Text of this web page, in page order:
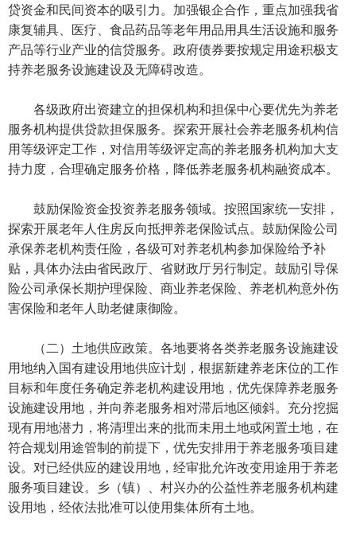
贷资金和民间资本的吸引力。加强银企合作，重点加强我省
康复辅具、医疗、食品药品等老年用品用具生活设施和服务
产品等行业产业的信贷服务。政府债券要按规定用途积极支
持养老服务设施建设及无障碍改造。
各级政府出资建立的担保机构和担保中心要优先为养老
服务机构提供贷款担保服务。探索开展社会养老服务机构信
用等级评定工作，对信用等级评定高的养老服务机构加大支
持力度，合理确定服务价格，降低养老服务机构融资成本。
鼓励保险资金投资养老服务领域。按照国家统一安排，
探索开展老年人住房反向抵押养老保险试点。鼓励保险公司
承保养老机构责任险，各级可对养老机构参加保险给予补
贴，具体办法由省民政厅、省财政厅另行制定。鼓励引导保
险公司承保长期护理保险、商业养老保险、养老机构意外伤
害保险和老年人助老健康御险。
（二）土地供应政策。各地要将各类养老服务设施建设
用地纳入国有建设用地供应计划，根据新建养老床位的工作
目标和年度任务确定养老机构建设用地，优先保障养老服务
设施建设用地，并向养老服务相对滞后地区倾斜。充分挖掘
现有用地潜力，将清理出来的批而未用土地或闲置土地，在
符合规划用途管制的前提下，优先安排用于养老服务项目建
设。对已经供应的建设用地，经审批允许改变用途用于养老
服务项目建设。乡（镇）、村兴办的公益性养老服务机构建
设用地，经依法批准可以使用集体所有土地。